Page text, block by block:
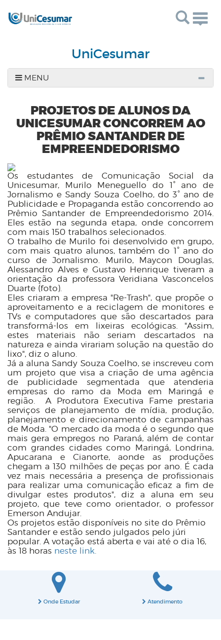
UniCesumar
MENU
PROJETOS DE ALUNOS DA
UNICESUMAR CONCORREM AO
PRÊMIO SANTANDER DE
EMPREENDEDORISMO
Os estudantes de Comunicação Social da
Unicesumar, Murilo Meneguello do 1° ano de
Jornalismo e Sandy Souza Coelho, do 3° ano de
Publicidade e Propaganda estão concorrendo ao
Prêmio Santander de Empreendedorismo 2014.
Eles estão na segunda etapa, onde concorrem
com mais 150 trabalhos selecionados.
O trabalho de Murilo foi desenvolvido em grupo,
com mais quatro alunos, também do 1° ano do
curso de Jornalismo. Murilo, Maycon Douglas,
Alessandro Alves e Gustavo Henrique tiveram a
orientação da professora Veridiana Vasconcelos
Duarte (foto).
Eles criaram a empresa "Re-Trash", que propõe o
aproveitamento e a reciclagem de monitores e
TVs e computadores que são descartados para
transformá-los em lixeiras ecológicas. "Assim,
estes materiais não seriam descartados na
natureza e ainda virariam solução na questão do
lixo", diz o aluno.
Já a aluna Sandy Souza Coelho, se inscreveu com
um projeto que visa a criação de uma agência
de publicidade segmentada que atenderia
empresas do ramo da Moda em Maringá e
região. A Produtora Executiva Fame prestaria
serviços de planejamento de mídia, produção,
planejamento e direcionamento de campanhas
de Moda. "O mercado da moda é o segundo que
mais gera empregos no Paraná, além de contar
com grandes cidades como Maringá, Londrina,
Apucarana e Cianorte, aonde as produções
chegam a 130 milhões de peças por ano. É cada
vez mais necessária a presença de profissionais
para realizar uma comunicação eficaz a fim de
divulgar estes produtos", diz a aluna em seu
projeto, que teve como orientador, o professor
Emerson Andujar.
Os projetos estão disponíveis no site do Prêmio
Santander e estão sendo julgados pelo júri
popular. A votação está aberta e vai até o dia 16,
às 18 horas neste link.
Onde Estudar Atendimento